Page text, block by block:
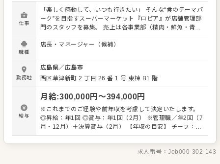
仕事
「楽しく感動して、いつも行きたい」 そんな“食のテーマパ
ーク”を目指すスーパーマーケット『ロピア』が店舗管理部
門のスタッフを募集。 売上は各事業部（精肉・鮮魚・青
果・惣菜・食品部門）毎にマネジメントしていますので、
店舗管理部門の仕事としては、全事業部を横串で通す労
の仕事が中心となります。 レジやお客様の対応、スタッフ
教育、文化の浸透のほか、店舗での定期的なイベント企画
やSNSでの情報発信などをお任せします。 「縁の下の力持
ちが向いている」 「広報に興味がある」 という方はぜひ。
経験のある方は、さらに店舗を盛り上げる旗振り役として
◎店全体の文化をつくるファシリテーター ◎お客様のご要
望を価値に変えるカスタマーサクセス ◎イベントやSNS
で“ロープライスのユートピア”体験を演出するプロデューサ
境で勝負したい」 「本部の方針に縛られず、商売人として
成長したい」という方との出会いを待ってます。 自らファ
職種
店長・マネージャー（候補）
勤務地
広島県／広島市
西区草津新町 2 丁目 26 番 1 号 東棟 B1 階
給与
月給:300,000円〜394,000円
※これまでのご経験や前年収を考慮して決定いたします。
◎昇給：年1回 ◎賞与：年1回（2月） ※管理職／年2回（7
月・12月）＋決算賞与（2月） 【年収の目安】 チーフ：平
均630万円 ※チーフ以上：700万円以上（平均年齢32歳）
※試用期間3ヶ月あり（期間中、条件変更なし） ※固定残
業代35時間分61,000円～80,300円を支給。超過分は別途支
求人番号：Job000-302-143